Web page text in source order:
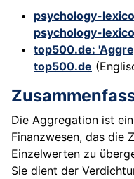
psychology-
psychology-
top500.de:
top500.de
Die Aggregation ist
Finanzwesen, das die
Einzelwerten zu
Sie dient der